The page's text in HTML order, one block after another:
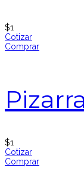
$1
Cotizar
Comprar
$1
Cotizar
Comprar